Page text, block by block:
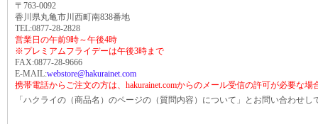
〒763-0092
香川県丸亀市川西町南838番地
TEL:0877-28-2828
営業日の午前9時～午後4時
※プレミアムフライデーは午後3時まで
FAX:0877-28-9666
E-MAIL:webstore@hakurainet.com
携帯電話からご注文の方は、hakurainet.comからのメール受信の許可が必要な場
「ハクライの（商品名）のページの（質問内容）について」とお問い合わせし